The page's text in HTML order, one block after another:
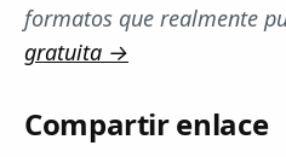
formatos que realmente
gratuita →
Compartir enlace